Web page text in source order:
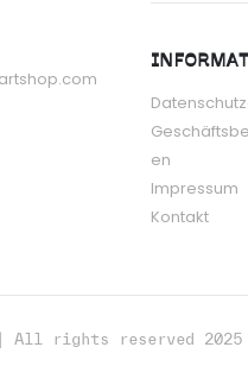
en
Impressum
Kontakt
| All rights reserved 2025